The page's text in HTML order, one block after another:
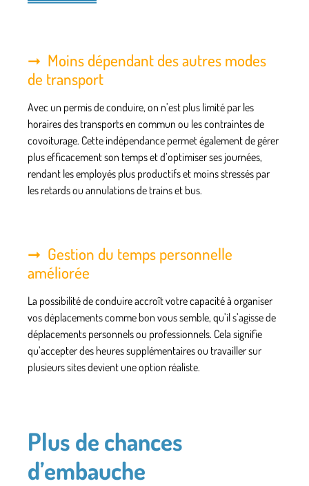
Moins dépendant des autres modes
de transport
Avec un permis de conduire, on n’est plus limité par les
horaires des transports en commun ou les contraintes de
covoiturage. Cette indépendance permet également de gérer
plus efficacement son temps et d’optimiser ses journées,
rendant les employés plus productifs et moins stressés par
les retards ou annulations de trains et bus.
Gestion du temps personnelle
améliorée
La possibilité de conduire accroît votre capacité à organiser
vos déplacements comme bon vous semble, qu’il s’agisse de
déplacements personnels ou professionnels. Cela signifie
qu’accepter des heures supplémentaires ou travailler sur
plusieurs sites devient une option réaliste.
Plus de chances
d’embauche